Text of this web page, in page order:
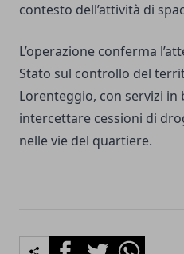
contesto dell’attività di
L’operazione conferma
Stato sul controllo del
Lorenteggio, con servizi in
intercettare cessioni di
nelle vie del quartiere.
FacebookTwitterWhatsapp